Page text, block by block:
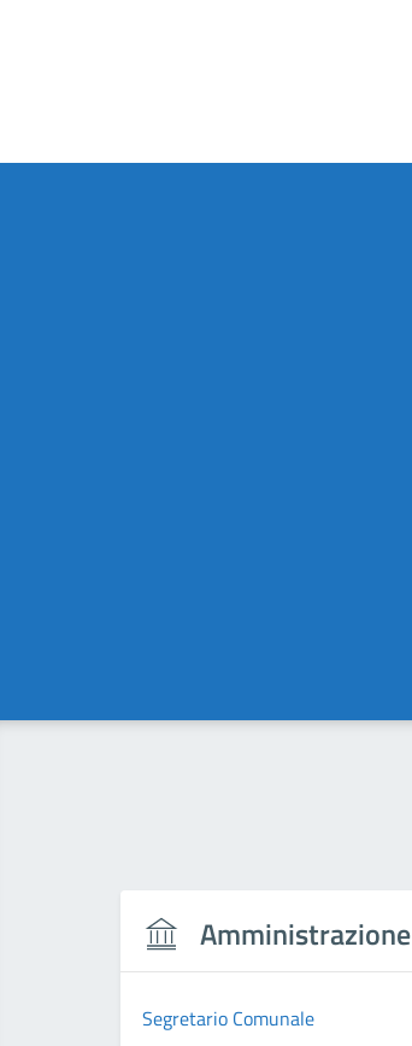
Amministrazione
Segretario Comunale